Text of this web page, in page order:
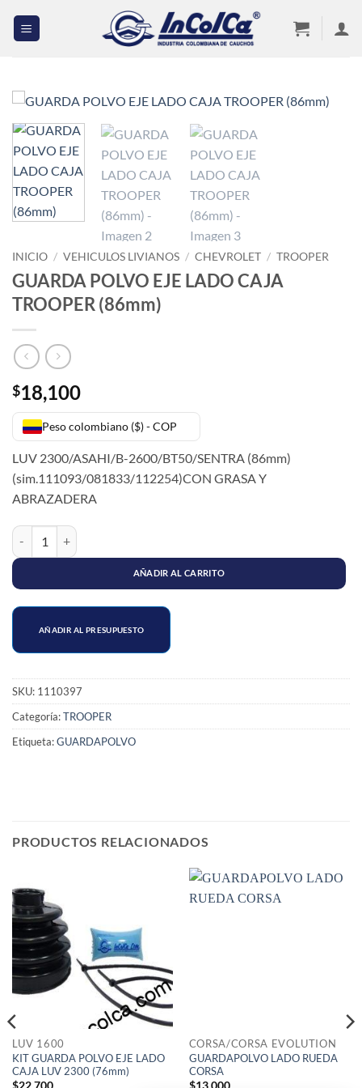
INICIO / VEHICULOS LIVIANOS / CHEVROLET / TROOPER
GUARDA POLVO EJE LADO CAJA
TROOPER (86mm)
$18,100
Peso colombiano ($) - COP
LUV 2300/ASAHI/B-2600/BT50/SENTRA (86mm)
(sim.111093/081833/112254)CON GRASA Y
ABRAZADERA
GUARDA POLVO EJE LADO CAJA TROOPER (86mm) cantidad
AÑADIR AL CARRITO
AÑADIR AL PRESUPUESTO
SKU: 1110397
Categoría:TROOPER
Etiqueta:GUARDAPOLVO
PRODUCTOS RELACIONADOS
LUV 1600
KIT GUARDA POLVO EJE LADO
CAJA LUV 2300 (76mm)
$22,700
CORSA/CORSA EVOLUTION
GUARDAPOLVO LADO RUEDA
CORSA
$13,000